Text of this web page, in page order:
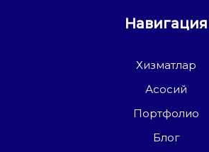
Навигация
Хизматлар
Асосий
Портфолио
Блог